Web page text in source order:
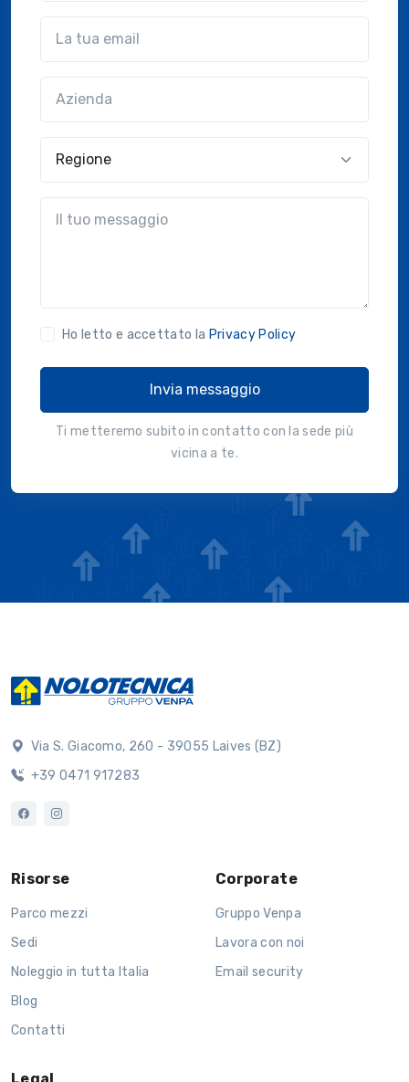
Ho letto e accettato la Privacy Policy
Invia messaggio
Ti metteremo subito in contatto con la sede più
vicina a te.
Via S. Giacomo, 260 - 39055 Laives (BZ)
+39 0471 917283
Risorse
Parco mezzi
Sedi
Noleggio in tutta Italia
Blog
Contatti
Corporate
Gruppo Venpa
Lavora con noi
Email security